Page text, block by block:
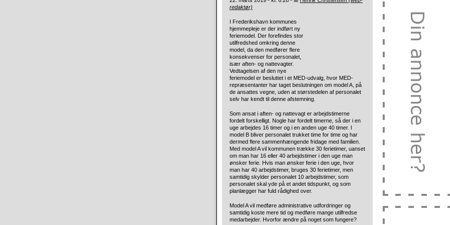
redaktør)
I Frederikshavn kommunes
hjemmepleje er der indført ny
feriemodel. Der forefindes stor
utilfredshed omkring denne
model, da den medfører flere
konsekvenser for personalet,
især aften- og nattevagter.
Vedtagelsen af den nye
feriemodel er besluttet i et MED-udvalg, hvor MED-
repræsentanter har taget beslutningen om model A, på
de ansattes vegne, uden at størstedelen af personalet
selv har kendt til denne afstemning.
Som ansat i aften- og nattevagt er arbejdstimerne
fordelt forskelligt. Nogle har fordelt timerne, så der i en
uge arbejdes 16 timer og i en anden uge 40 timer. I
model B bliver personalet trukket time for time og har
dermed flere sammenhængende fridage med familien.
Med model A vil kommunen trække 30 ferietimer, uanset
om man har 16 eller 40 arbejdstimer i den uge man
ønsker ferie. Hvis man ønsker ferie i den uge, hvor
man har 40 arbejdstimer, bruges 30 ferietimer, men
samtidig skylder personalet 10 arbejdstimer, som
personalet skal yde på et andet tidspunkt, og som
planlægger har fuld rådighed over.
Model A vil medføre administrative udfordringer og
samtidig koste mere tid og medføre mange utilfredse
medarbejder. Hvorfor ændre på noget som fungere?